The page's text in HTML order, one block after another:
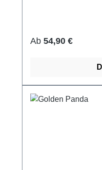
Regulärer Preis:
Ab 54,90 €